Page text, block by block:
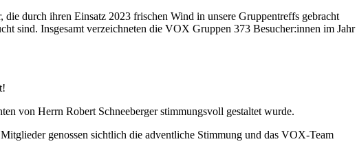
durch ihren Einsatz 2023 frischen Wind in unsere Gruppentreffs gebracht
sind. Insgesamt verzeichneten die VOX Gruppen 373 Besucher:innen im Jahr
von Herrn Robert Schneeberger stimmungsvoll gestaltet wurde.
genossen sichtlich die adventliche Stimmung und das VOX-Team